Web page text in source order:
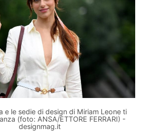
e le sedie di design di Miriam Leone ti
(foto: ANSA/ETTORE FERRARI) -
designmag.it